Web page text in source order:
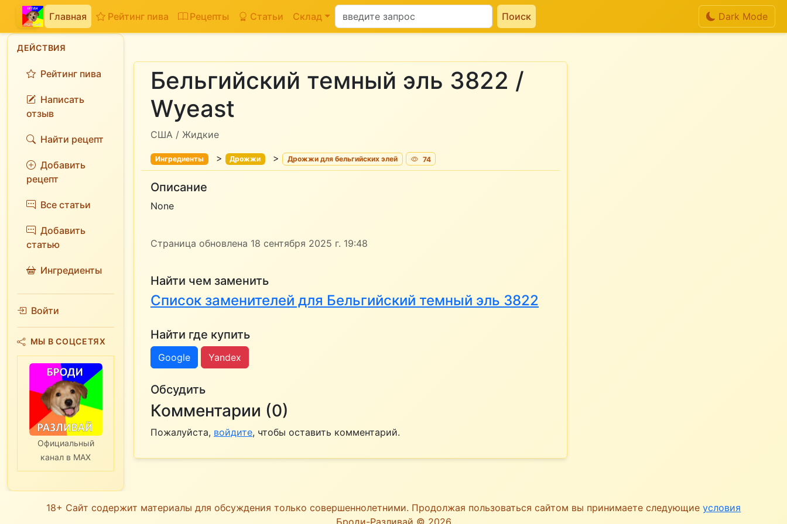
Главная Рейтинг пива Рецепты Статьи Склад Поиск Dark Mode
ДЕЙСТВИЯ
Рейтинг пива
Написать
отзыв
Найти рецепт
Добавить
рецепт
Все статьи
Добавить
статью
Ингредиенты
Войти
МЫ В СОЦСЕТЯХ
Официальный
канал в MAX
Бельгийский темный эль 3822 /
Wyeast
США / Жидкие
Ингредиенты > Дрожжи > Дрожжи для бельгийских элей 74
Описание
None
Страница обновлена 18 сентября 2025 г. 19:48
Найти чем заменить
Список заменителей для Бельгийский темный эль 3822
Найти где купить
Google Yandex
Обсудить
Комментарии (0)
Пожалуйста, войдите, чтобы оставить комментарий.
18+ Сайт содержит материалы для обсуждения только совершеннолетними. Продолжая пользоваться сайтом вы принимаете следующие условия